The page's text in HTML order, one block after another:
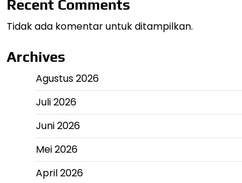
Recent Comments
Tidak ada komentar untuk ditampilkan.
Archives
Agustus 2026
Juli 2026
Juni 2026
Mei 2026
April 2026